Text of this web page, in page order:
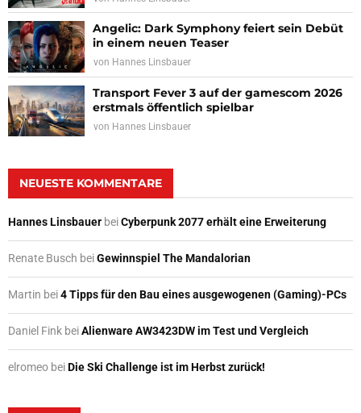
Angelic: Dark Symphony feiert sein Debüt
in einem neuen Teaser
von Hannes Linsbauer
Transport Fever 3 auf der gamescom 2026
erstmals öffentlich spielbar
von Hannes Linsbauer
NEUESTE KOMMENTARE
Hannes Linsbauer beiCyberpunk 2077 erhält eine Erweiterung
Renate Busch beiGewinnspiel The Mandalorian
Martin bei4 Tipps für den Bau eines ausgewogenen (Gaming)-PCs
Daniel Fink beiAlienware AW3423DW im Test und Vergleich
elromeo beiDie Ski Challenge ist im Herbst zurück!